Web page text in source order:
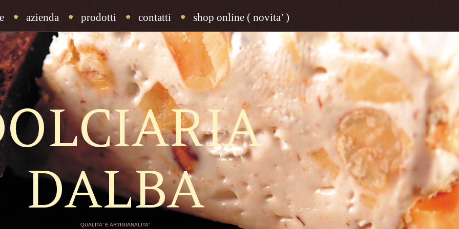
azienda prodotti contatti shop online ( novita’ )
DALBA
QUALITA' E ARTIGIANALITA'